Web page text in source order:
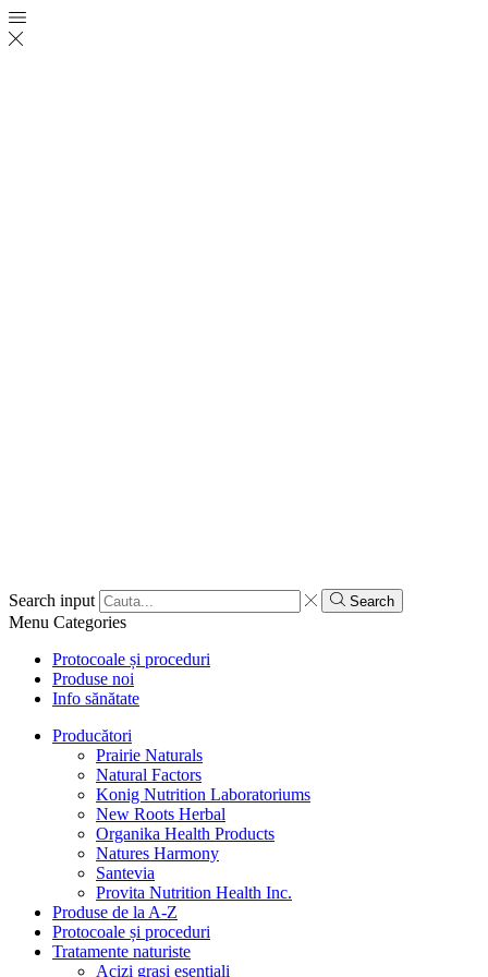
Search input Search
Menu Categories
Protocoale și proceduri
Produse noi
Info sănătate
Producători
Prairie Naturals
Natural Factors
Konig Nutrition Laboratoriums
New Roots Herbal
Organika Health Products
Natures Harmony
Santevia
Provita Nutrition Health Inc.
Produse de la A-Z
Protocoale și proceduri
Tratamente naturiste
Acizi grași esențiali